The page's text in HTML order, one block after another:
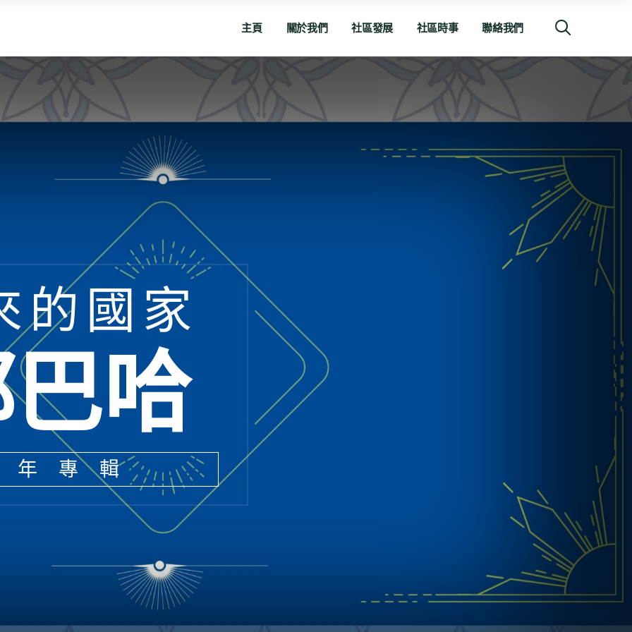
主頁 關於我們 社區發展 社區時事 聯絡我們
的國家
哈
年專輯